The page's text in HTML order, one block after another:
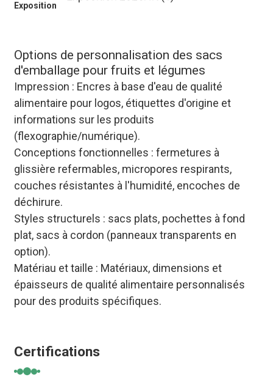
Exposition
Options de personnalisation des sacs
d'emballage pour fruits et légumes
Impression : Encres à base d'eau de qualité
alimentaire pour logos, étiquettes d'origine et
informations sur les produits
(flexographie/numérique).
Conceptions fonctionnelles : fermetures à
glissière refermables, micropores respirants,
couches résistantes à l'humidité, encoches de
déchirure.
Styles structurels : sacs plats, pochettes à fond
plat, sacs à cordon (panneaux transparents en
option).
Matériau et taille : Matériaux, dimensions et
épaisseurs de qualité alimentaire personnalisés
pour des produits spécifiques.
Certifications